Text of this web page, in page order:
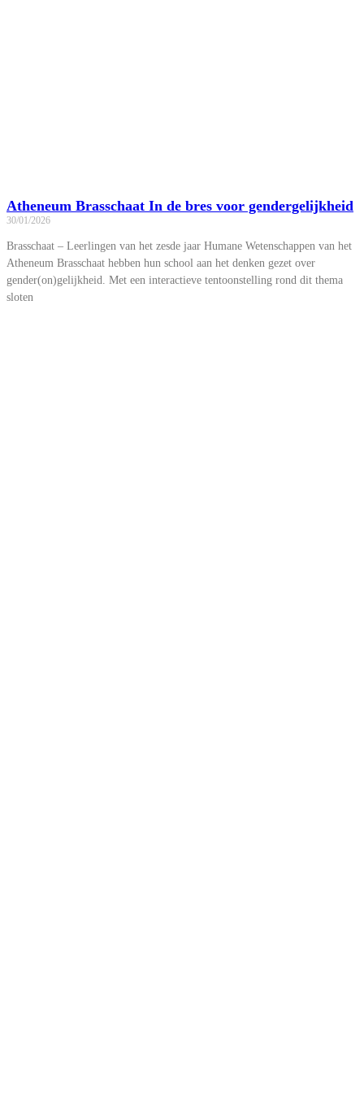
Atheneum Brasschaat In de bres voor gendergelijkheid
30/01/2026
Brasschaat – Leerlingen van het zesde jaar Humane Wetenschappen van het
Atheneum Brasschaat hebben hun school aan het denken gezet over
gender(on)gelijkheid. Met een interactieve tentoonstelling rond dit thema
sloten